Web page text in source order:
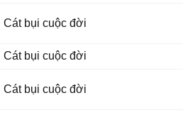
Cát bụi cuộc đời
Cát bụi cuộc đời
Cát bụi cuộc đời